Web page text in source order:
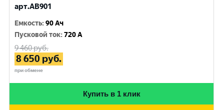
арт.AB901
Емкость:90 Ач
Пусковой ток:720 A
9 460руб.
8 650 руб.
при обмене
Купить в 1 клик